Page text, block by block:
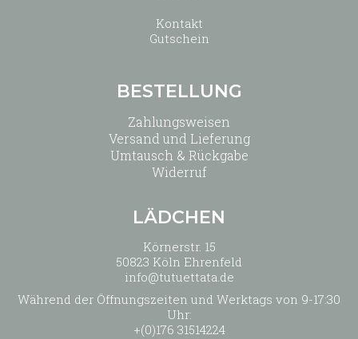
Kontakt
Gutschein
BESTELLUNG
Zahlungsweisen
Versand und Lieferung
Umtausch & Rückgabe
Widerruf
LÄDCHEN
Körnerstr. 15
50823 Köln Ehrenfeld
info@tutuettata.de
Während der Öffnungszeiten und Werktags von 9-17:30
Uhr:
+(0)176 31514224